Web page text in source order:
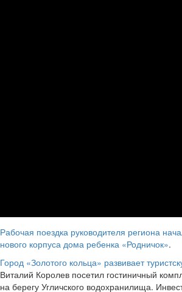
Рабочая поездка руководителя региона
нового корпуса дома ребенка «Родничок».
Город «Золотого кольца» развивает
Виталий Королев посетил гостиничный
на берегу Угличского водохранилища.